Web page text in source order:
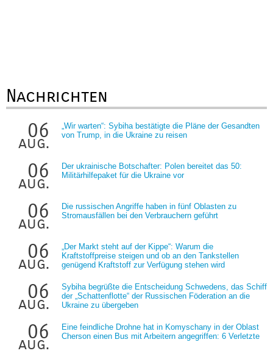
Nachrichten
06
aug.
„Wir warten“: Sybiha bestätigte die Pläne der Gesandten
von Trump, in die Ukraine zu reisen
06
aug.
Der ukrainische Botschafter: Polen bereitet das 50:
Militärhilfepaket für die Ukraine vor
06
aug.
Die russischen Angriffe haben in fünf Oblasten zu
Stromausfällen bei den Verbrauchern geführt
06
aug.
„Der Markt steht auf der Kippe“: Warum die
Kraftstoffpreise steigen und ob an den Tankstellen
genügend Kraftstoff zur Verfügung stehen wird
06
aug.
Sybiha begrüßte die Entscheidung Schwedens, das Schiff
der „Schattenflotte“ der Russischen Föderation an die
Ukraine zu übergeben
06
aug.
Eine feindliche Drohne hat in Komyschany in der Oblast
Cherson einen Bus mit Arbeitern angegriffen: 6 Verletzte